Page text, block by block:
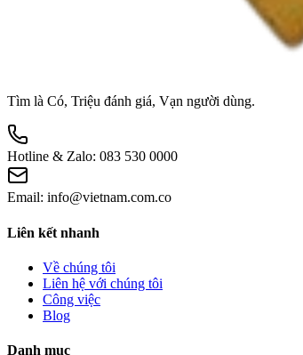
Tìm là Có, Triệu đánh giá, Vạn người dùng.
Hotline & Zalo: 083 530 0000
Email: info@vietnam.com.co
Liên kết nhanh
Về chúng tôi
Liên hệ với chúng tôi
Công việc
Blog
Danh mục